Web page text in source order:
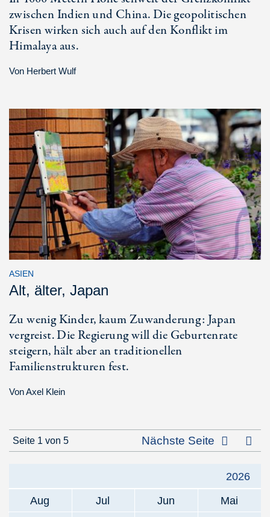
zwischen Indien und China. Die geopolitischen
Krisen wirken sich auch auf den Konflikt im
Himalaya aus.
Von Herbert Wulf
ASIEN
Alt, älter, Japan
Zu wenig Kinder, kaum Zuwanderung: Japan
vergreist. Die Regierung will die Geburtenrate
steigern, hält aber an traditionellen
Familienstrukturen fest.
VonAxel Klein
Seite 1 von 5 Nächste Seite
2026
Aug
Jul Jun
Mai